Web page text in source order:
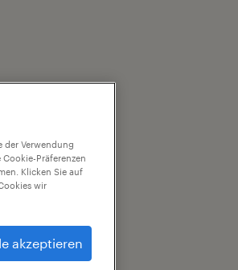
der Verwendung
Präferenzen
Klicken Sie auf
wir
akzeptieren